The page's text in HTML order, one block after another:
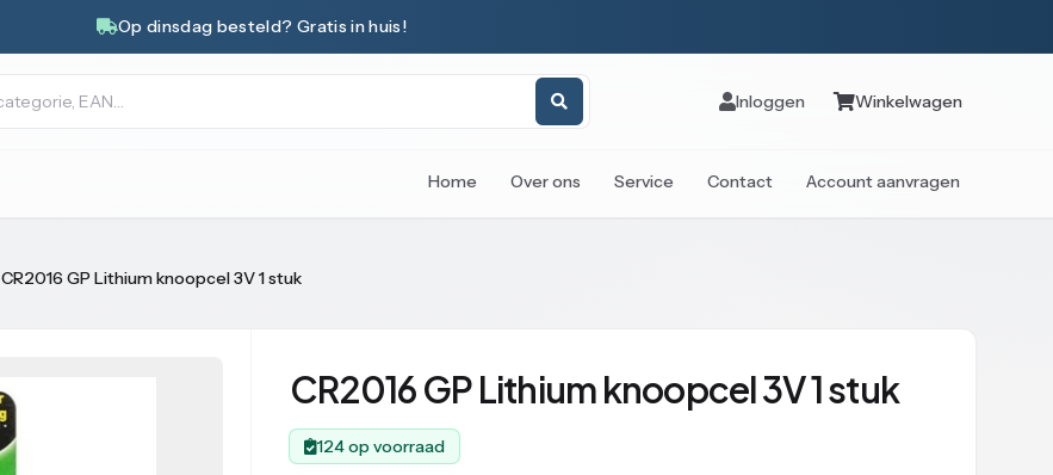
Op dinsdag besteld? Gratis in huis!
Inloggen Winkelwagen
Home Over ons Service Contact Account aanvragen
CR2016 GP Lithium knoopcel 3V 1 stuk
CR2016 GP Lithium knoopcel 3V 1 stuk
124 op voorraad